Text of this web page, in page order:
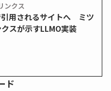
ンクス
用されるサイトへ ミツ
スが示すLLMO実装
ド